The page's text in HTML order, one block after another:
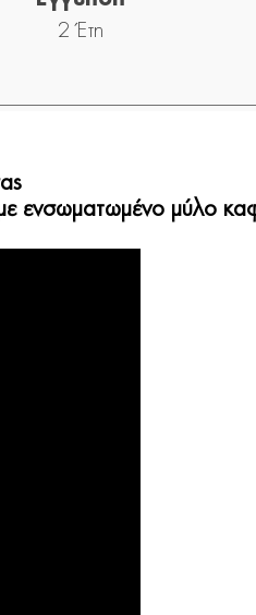
2 Έτη
ενσωματωμένο μύλο